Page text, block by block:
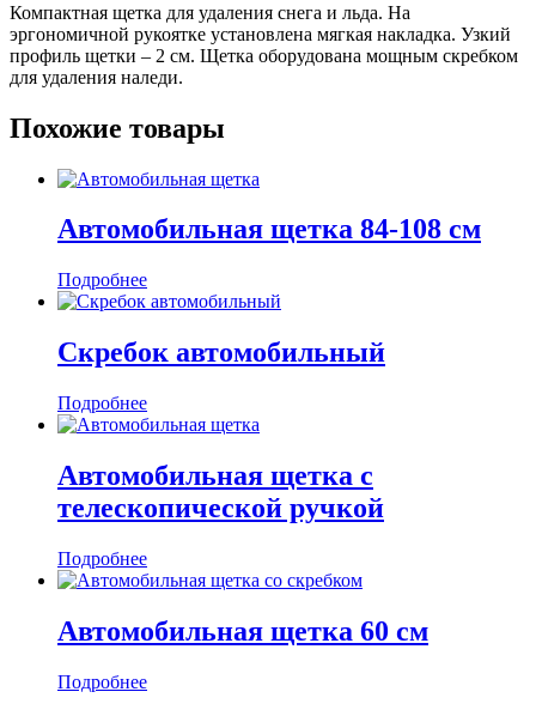
Компактная щетка для удаления снега и льда. На
эргономичной рукоятке установлена мягкая накладка. Узкий
профиль щетки – 2 см. Щетка оборудована мощным скребком
для удаления наледи.
Похожие товары
Автомобильная щетка 84-108 см
Подробнее
Скребок автомобильный
Подробнее
Автомобильная щетка с
телескопической ручкой
Подробнее
Автомобильная щетка 60 см
Подробнее